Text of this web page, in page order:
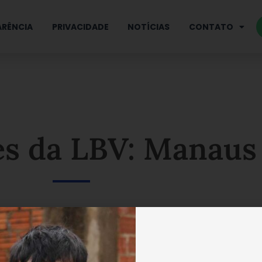
PRIVACIDADE NOTÍCIAS CONTATO
da LBV: Manaus